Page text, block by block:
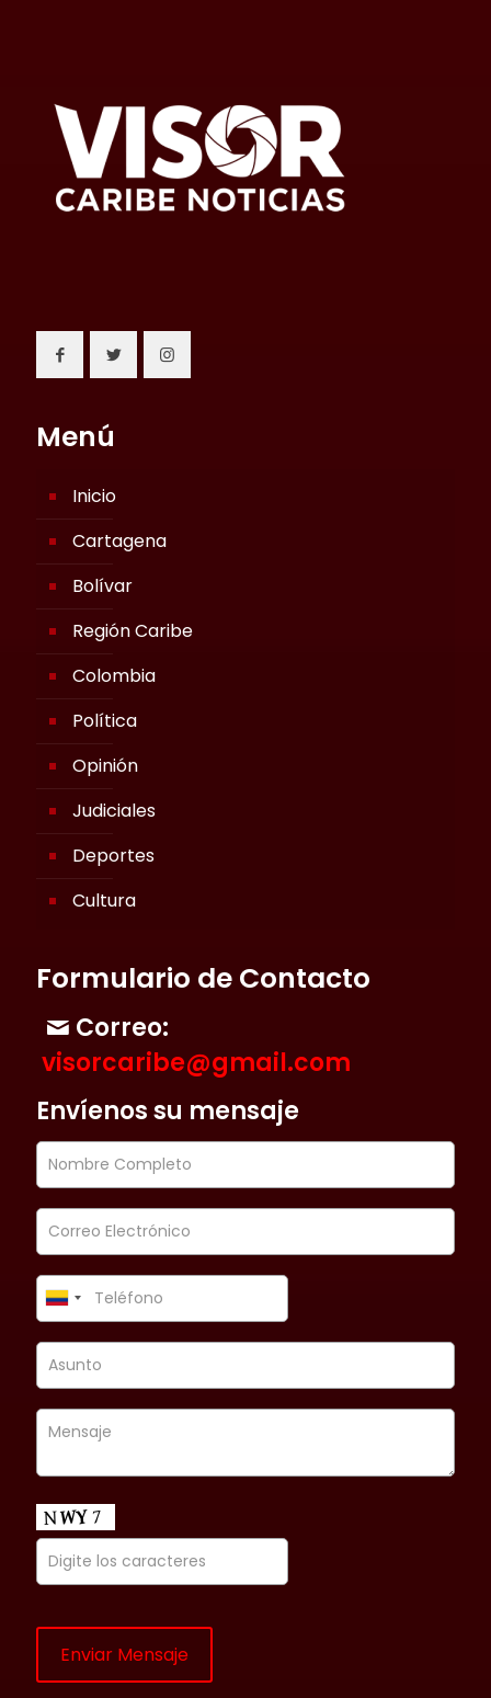
Menú
Inicio
Cartagena
Bolívar
Región Caribe
Colombia
Política
Opinión
Judiciales
Deportes
Cultura
Formulario de Contacto
Correo:
visorcaribe@gmail.com
Envíenos su mensaje